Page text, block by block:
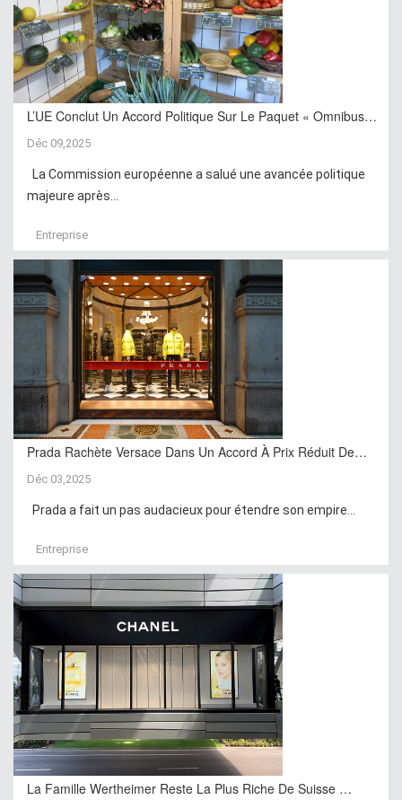
L’UE Conclut Un Accord Politique Sur Le Paquet « Omnibus…
Déc 09,2025
La Commission européenne a salué une avancée politique
majeure après...
Entreprise
Prada Rachète Versace Dans Un Accord À Prix Réduit De…
Déc 03,2025
Prada a fait un pas audacieux pour étendre son empire...
Entreprise
La Famille Wertheimer Reste La Plus Riche De Suisse …